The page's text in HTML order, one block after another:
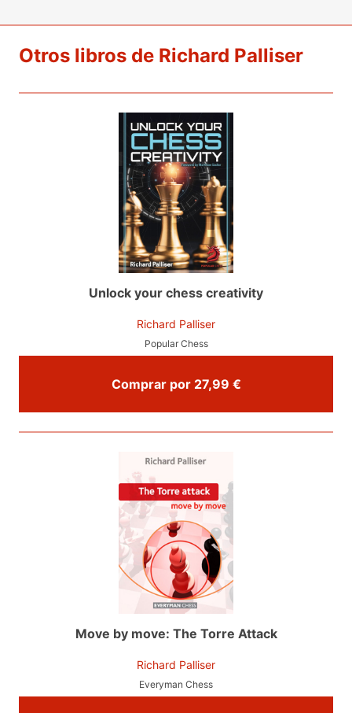
Otros libros de Richard Palliser
Unlock your chess creativity
Richard Palliser
Popular Chess
Comprar por 27,99 €
Move by move: The Torre Attack
Richard Palliser
Everyman Chess